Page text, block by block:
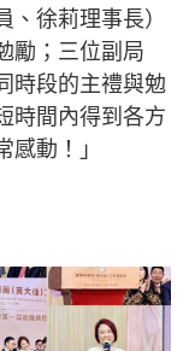
、徐莉理事長）
勵；三位副局
時段的主禮與勉
時間內得到各方
動！」